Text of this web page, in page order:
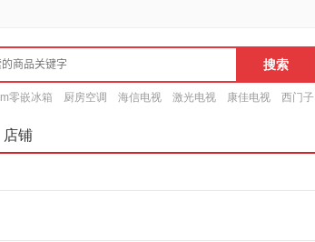
零嵌冰箱 厨房空调 海信电视 激光电视 康佳电视 西门子
店铺